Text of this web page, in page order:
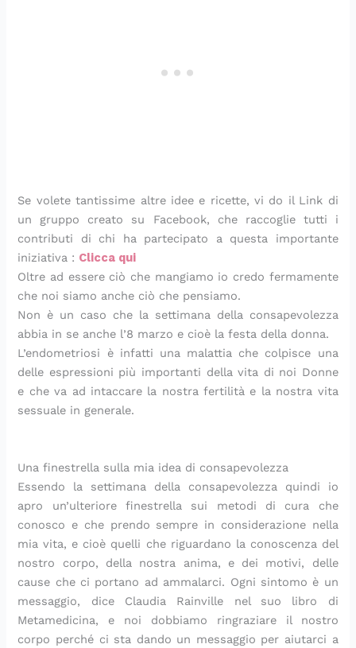
Se volete tantissime altre idee e ricette, vi do il Link di
un gruppo creato su Facebook, che raccoglie tutti i
contributi di chi ha partecipato a questa importante
iniziativa : Clicca qui
Oltre ad essere ciò che mangiamo io credo fermamente
che noi siamo anche ciò che pensiamo.
Non è un caso che la settimana della consapevolezza
abbia in se anche l’8 marzo e cioè la festa della donna.
L’endometriosi è infatti una malattia che colpisce una
delle espressioni più importanti della vita di noi Donne
e che va ad intaccare la nostra fertilità e la nostra vita
sessuale in generale.
Una finestrella sulla mia idea di consapevolezza
Essendo la settimana della consapevolezza quindi io
apro un’ulteriore finestrella sui metodi di cura che
conosco e che prendo sempre in considerazione nella
mia vita, e cioè quelli che riguardano la conoscenza del
nostro corpo, della nostra anima, e dei motivi, delle
cause che ci portano ad ammalarci. Ogni sintomo è un
messaggio, dice Claudia Rainville nel suo libro di
Metamedicina, e noi dobbiamo ringraziare il nostro
corpo perché ci sta dando un messaggio per aiutarci a